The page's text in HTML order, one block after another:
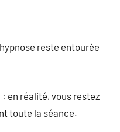
reste entourée
en réalité, vous restez
toute la séance.